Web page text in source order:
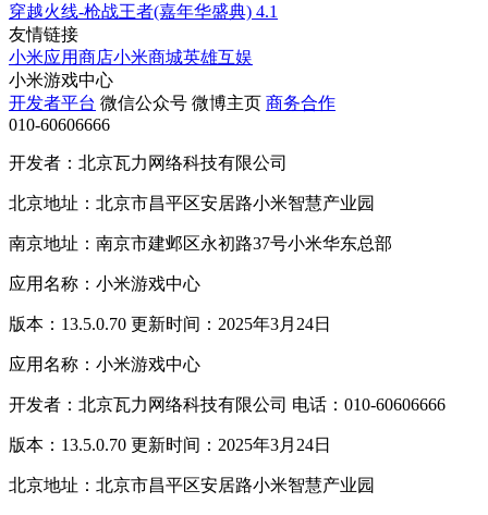
穿越火线-枪战王者(嘉年华盛典) 4.1
友情链接
小米应用商店小米商城英雄互娱
小米游戏中心
开发者平台 微信公众号 微博主页 商务合作
010-60606666
开发者：北京瓦力网络科技有限公司
北京地址：北京市昌平区安居路小米智慧产业园
南京地址：南京市建邺区永初路37号小米华东总部
应用名称：小米游戏中心
版本：13.5.0.70 更新时间：2025年3月24日
应用名称：小米游戏中心
开发者：北京瓦力网络科技有限公司 电话：010-60606666
版本：13.5.0.70 更新时间：2025年3月24日
北京地址：北京市昌平区安居路小米智慧产业园